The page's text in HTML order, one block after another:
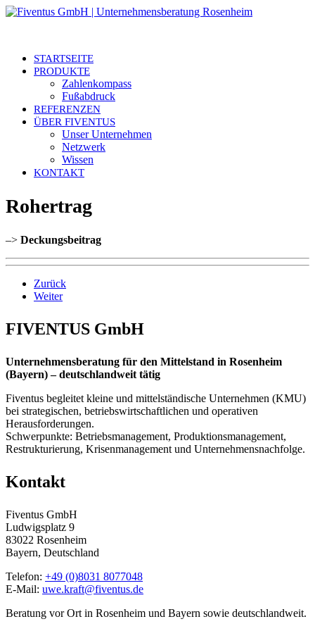
STARTSEITE
PRODUKTE
Zahlenkompass
Fußabdruck
REFERENZEN
ÜBER FIVENTUS
Unser Unternehmen
Netzwerk
Wissen
KONTAKT
Rohertrag
–> Deckungsbeitrag
Zurück
Weiter
FIVENTUS GmbH
Unternehmensberatung für den Mittelstand in Rosenheim
(Bayern) – deutschlandweit tätig
Fiventus begleitet kleine und mittelständische Unternehmen (KMU)
bei strategischen, betriebswirtschaftlichen und operativen
Herausforderungen.
Schwerpunkte: Betriebsmanagement, Produktionsmanagement,
Restrukturierung, Krisenmanagement und Unternehmensnachfolge.
Kontakt
Fiventus GmbH
Ludwigsplatz 9
83022 Rosenheim
Bayern, Deutschland
Telefon: +49 (0)8031 8077048
E-Mail: uwe.kraft@fiventus.de
Beratung vor Ort in Rosenheim und Bayern sowie deutschlandweit.